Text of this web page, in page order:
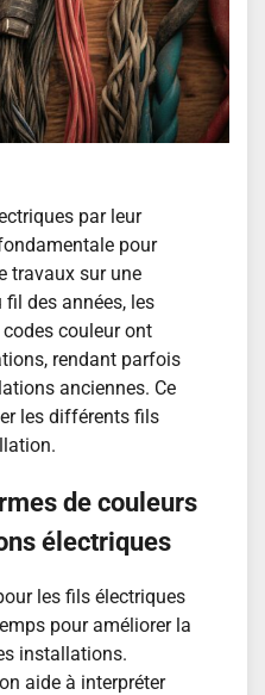
par leur
pour
travaux sur une
des années, les
couleur ont
rendant parfois
anciennes. Ce
les différents fils
de couleurs
électriques
les fils électriques
pour améliorer la
installations.
aide à interpréter